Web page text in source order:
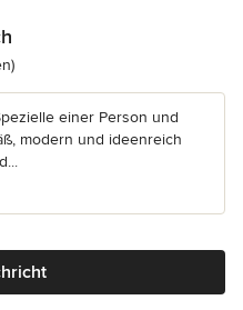
von 5 Sternen
einer Person und
modern und ideenreich